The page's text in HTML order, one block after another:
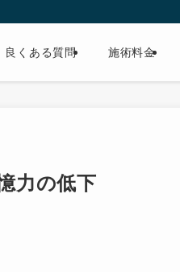
良くある質問 施術料金
力の低下